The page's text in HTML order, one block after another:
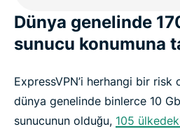
Dünya genelinde
sunucu konumuna
ExpressVPN’i herhangi bir risk
dünya genelinde binlerce 10
sunucunun olduğu, 105